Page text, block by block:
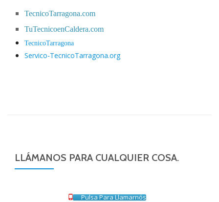
TecnicoTarragona.com
TuTecnicoenCaldera.com
TecnicoTarragona
Servico-TecnicoTarragona.org
LLÁMANOS PARA CUALQUIER COSA.
Pulsa Para Llamarnós